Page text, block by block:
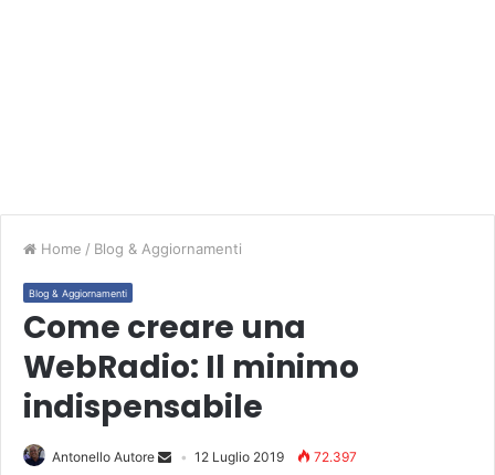
Home / Blog & Aggiornamenti
Blog & Aggiornamenti
Come creare una
WebRadio: Il minimo
indispensabile
Antonello Autore 12 Luglio 2019 72.397